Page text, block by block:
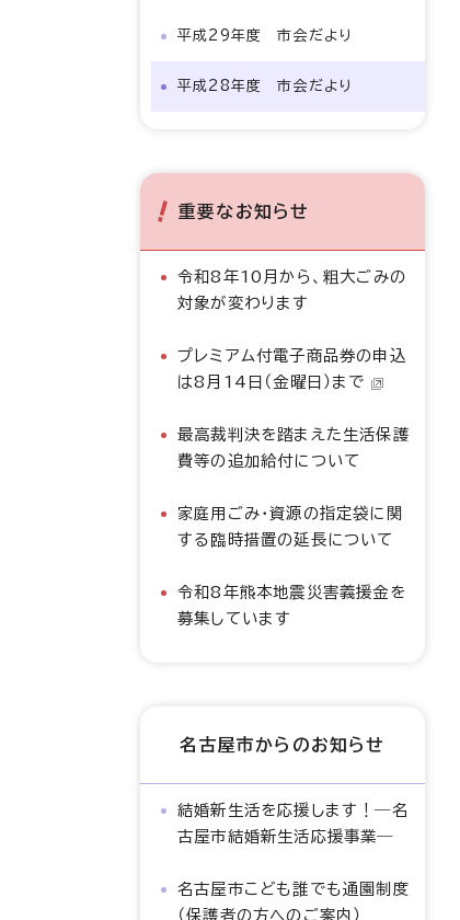
平成29年度 市会だより
平成28年度 市会だより
重要なお知らせ
令和8年10月から、粗大ごみの
対象が変わります
プレミアム付電子商品券の申込
は8月14日（金曜日）まで
最高裁判決を踏まえた生活保護
費等の追加給付について
家庭用ごみ・資源の指定袋に関
する臨時措置の延長について
令和8年熊本地震災害義援金を
募集しています
名古屋市からのお知らせ
結婚新生活を応援します！―名
古屋市結婚新生活応援事業―
名古屋市こども誰でも通園制度
（保護者の方へのご案内）